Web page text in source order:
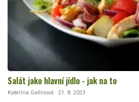
Salát jako hlavní jídlo - jak na to
Kateřina Gallinová · 21. 8. 2023